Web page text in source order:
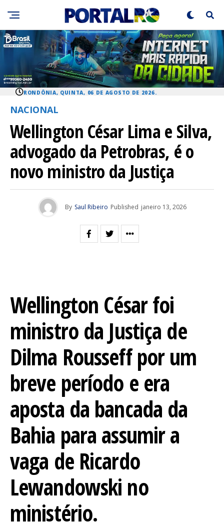
RONDÔNIA, QUINTA, 06 DE AGOSTO DE 2026.
NACIONAL
Wellington César Lima e Silva,
advogado da Petrobras, é o
novo ministro da Justiça
By Saul Ribeiro Published janeiro 13, 2026
Wellington César foi
ministro da Justiça de
Dilma Rousseff por um
breve período e era
aposta da bancada da
Bahia para assumir a
vaga de Ricardo
Lewandowski no
ministério.